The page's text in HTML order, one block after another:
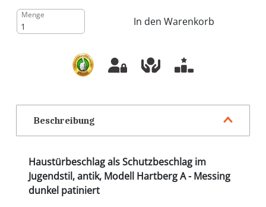
Menge
In den Warenkorb
Beschreibung
Haustürbeschlag als Schutzbeschlag im
Jugendstil, antik, Modell Hartberg A - Messing
dunkel patiniert